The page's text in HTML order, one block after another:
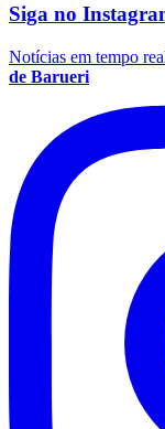
Siga no
Notícias em tempo
de Barueri